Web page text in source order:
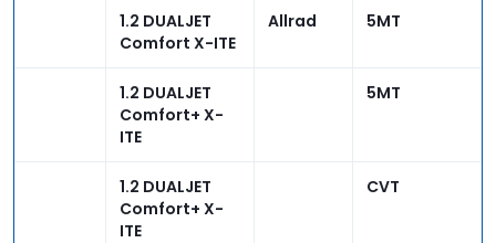
1.2 DUALJET
Comfort X-ITE
Allrad 5MT
1.2 DUALJET
Comfort+ X-
ITE
5MT
1.2 DUALJET
Comfort+ X-
ITE
CVT